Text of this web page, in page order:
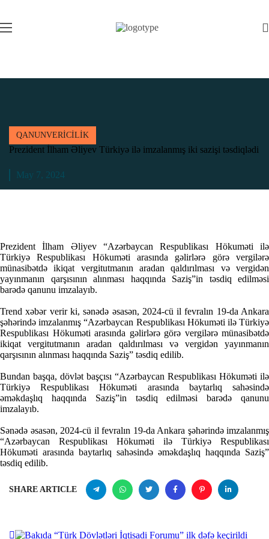
QANUNVERİCİLİK
Prezident İlham Əliyev Türkiyə ilə imzalanmış iki sazişi təsdiqlədi
May 7, 2024
Prezident İlham Əliyev “Azərbaycan Respublikası Hökuməti ilə
Türkiyə Respublikası Hökuməti arasında gəlirlərə görə vergilərə
münasibətdə ikiqat vergitutmanın aradan qaldırılması və vergidən
yayınmanın qarşısının alınması haqqında Saziş”in təsdiq edilməsi
barədə qanunu imzalayıb.
Trend xəbər verir ki, sənədə əsasən, 2024-cü il fevralın 19-da Ankara
şəhərində imzalanmış “Azərbaycan Respublikası Hökuməti ilə Türkiyə
Respublikası Hökuməti arasında gəlirlərə görə vergilərə münasibətdə
ikiqat vergitutmanın aradan qaldırılması və vergidən yayınmanın
qarşısının alınması haqqında Saziş” təsdiq edilib.
Bundan başqa, dövlət başçısı “Azərbaycan Respublikası Hökuməti ilə
Türkiyə Respublikası Hökuməti arasında baytarlıq sahəsində
əməkdaşlıq haqqında Saziş”in təsdiq edilməsi barədə qanunu
imzalayıb.
Sənədə əsasən, 2024-cü il fevralın 19-da Ankara şəhərində imzalanmış
“Azərbaycan Respublikası Hökuməti ilə Türkiyə Respublikası
Hökuməti arasında baytarlıq sahəsində əməkdaşlıq haqqında Saziş”
təsdiq edilib.
SHARE ARTICLE